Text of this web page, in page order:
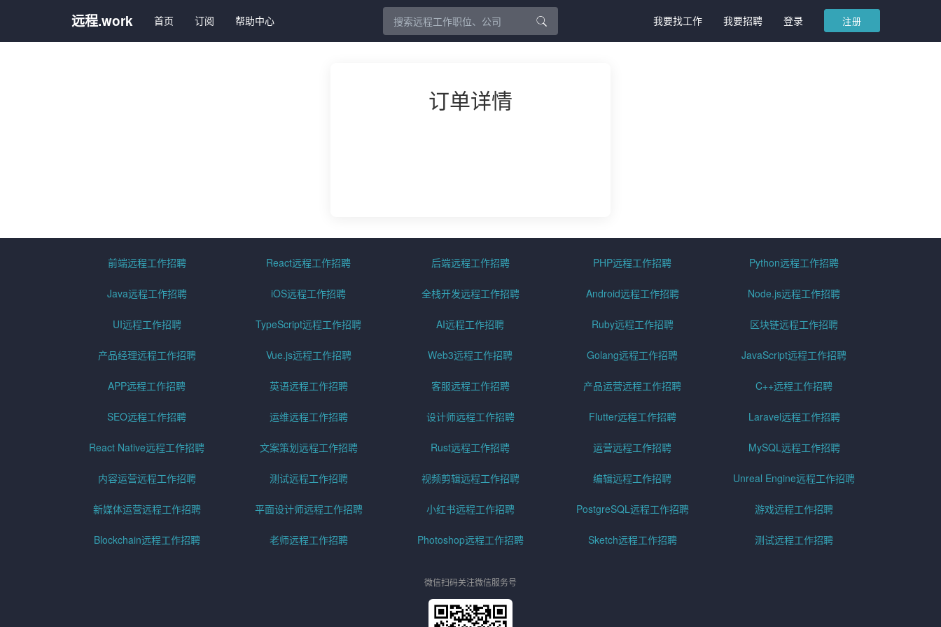
远程.work 首页 订阅 帮助中心 我要找工作 我要招聘 登录 注册
订单详情
前端远程工作招聘 React远程工作招聘 后端远程工作招聘 PHP远程工作招聘 Python远程工作招聘
Java远程工作招聘 iOS远程工作招聘 全栈开发远程工作招聘 Android远程工作招聘 Node.js远程工作招聘
UI远程工作招聘 TypeScript远程工作招聘 AI远程工作招聘 Ruby远程工作招聘 区块链远程工作招聘
产品经理远程工作招聘 Vue.js远程工作招聘 Web3远程工作招聘 Golang远程工作招聘 JavaScript远程工作招聘
APP远程工作招聘 英语远程工作招聘 客服远程工作招聘 产品运营远程工作招聘 C++远程工作招聘
SEO远程工作招聘 运维远程工作招聘 设计师远程工作招聘 Flutter远程工作招聘 Laravel远程工作招聘
React Native远程工作招聘 文案策划远程工作招聘 Rust远程工作招聘 运营远程工作招聘 MySQL远程工作招聘
内容运营远程工作招聘 测试远程工作招聘 视频剪辑远程工作招聘 编辑远程工作招聘 Unreal Engine远程工作招聘
新媒体运营远程工作招聘 平面设计师远程工作招聘 小红书远程工作招聘 PostgreSQL远程工作招聘 游戏远程工作招聘
Blockchain远程工作招聘 老师远程工作招聘 Photoshop远程工作招聘 Sketch远程工作招聘 测试远程工作招聘
微信扫码关注微信服务号